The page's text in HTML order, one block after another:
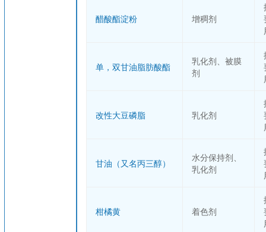
醋酸酯淀粉 增稠剂
单，双甘油脂肪酸酯
乳化剂、被膜
剂
改性大豆磷脂 乳化剂
甘油（又名丙三醇）
水分保持剂、
乳化剂
柑橘黄 着色剂